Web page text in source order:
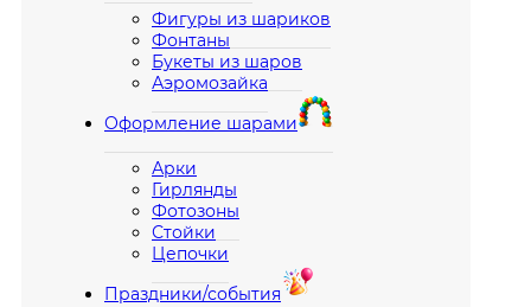
Фигуры из шариков
Фонтаны
Букеты из шаров
Аэромозайка
Оформление шарами
Арки
Гирлянды
Фотозоны
Стойки
Цепочки
Праздники/события